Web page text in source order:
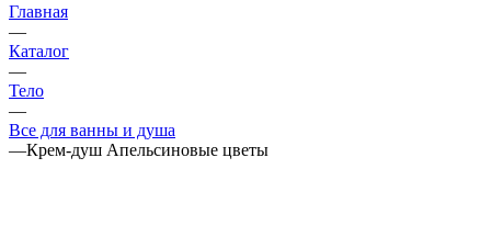
Главная
—
Каталог
—
Тело
—
Все для ванны и душа
—Крем-душ Апельсиновые цветы